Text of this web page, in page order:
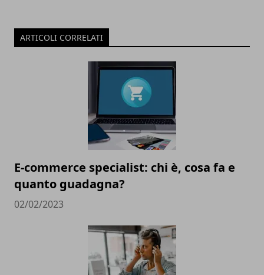
ARTICOLI CORRELATI
E-commerce specialist: chi è, cosa fa e
quanto guadagna?
02/02/2023